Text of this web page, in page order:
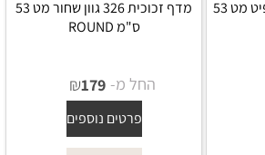
מדף זכוכית 326 גוון גרפיט מט 53
מדף זכוכית 326 גוון שחור מט 53
ס"מ ROUND
החל מ- ₪179
פרטים נוספים